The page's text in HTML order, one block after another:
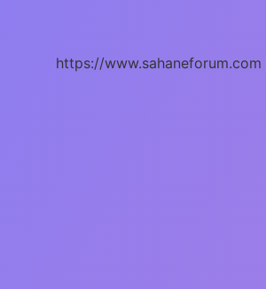
https://www.sahaneforum.com